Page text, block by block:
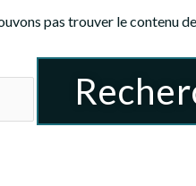
pas trouver le contenu